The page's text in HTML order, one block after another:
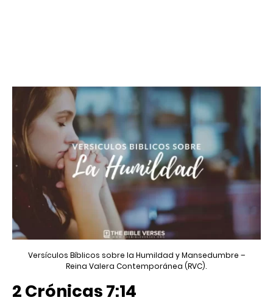
Versículos Bíblicos sobre la Humildad y Mansedumbre –
Reina Valera Contemporánea (RVC).
2 Crónicas 7:14